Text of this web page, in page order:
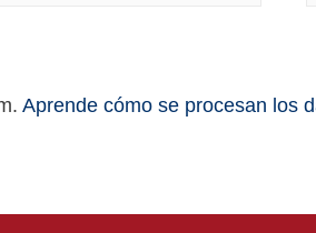
Aprende cómo se procesan los